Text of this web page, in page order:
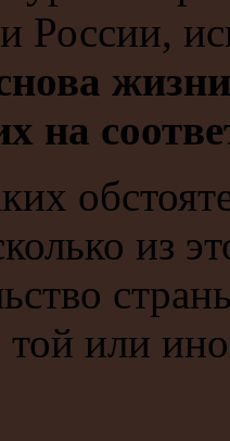
России,
на
из
той или